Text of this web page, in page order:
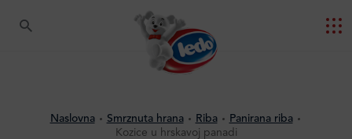
Naslovna Smrznuta hrana Riba
Panirana riba
Kozice u hrskavoj panadi